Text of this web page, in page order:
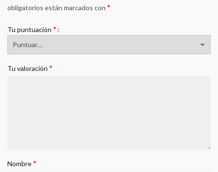
obligatorios están marcados con *
Tu puntuación *
Tu valoración *
Nombre*